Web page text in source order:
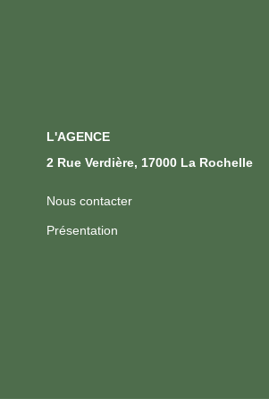
L'AGENCE
2 Rue Verdière, 17000 La Rochelle
Nous contacter
Présentation